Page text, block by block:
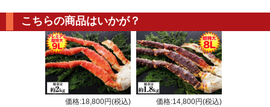
こちらの商品はいかが？
価格:18,800円(税込) 価格:14,800円(税込)